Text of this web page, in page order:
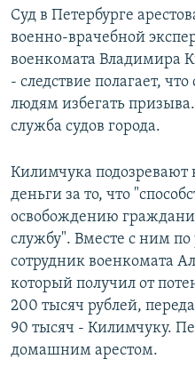
Все сайты РСЕ/РС
Суд в Петербурге
военно-врачебной
военкомата Владимира
- следствие полагает,
людям избегать
служба судов города.
Килимчука подозревают
деньги за то, что
освобождению
службу". Вместе с ним
сотрудник военкомата
который получил от
200 тысяч рублей,
90 тысяч - Килимчуку.
домашним арестом.